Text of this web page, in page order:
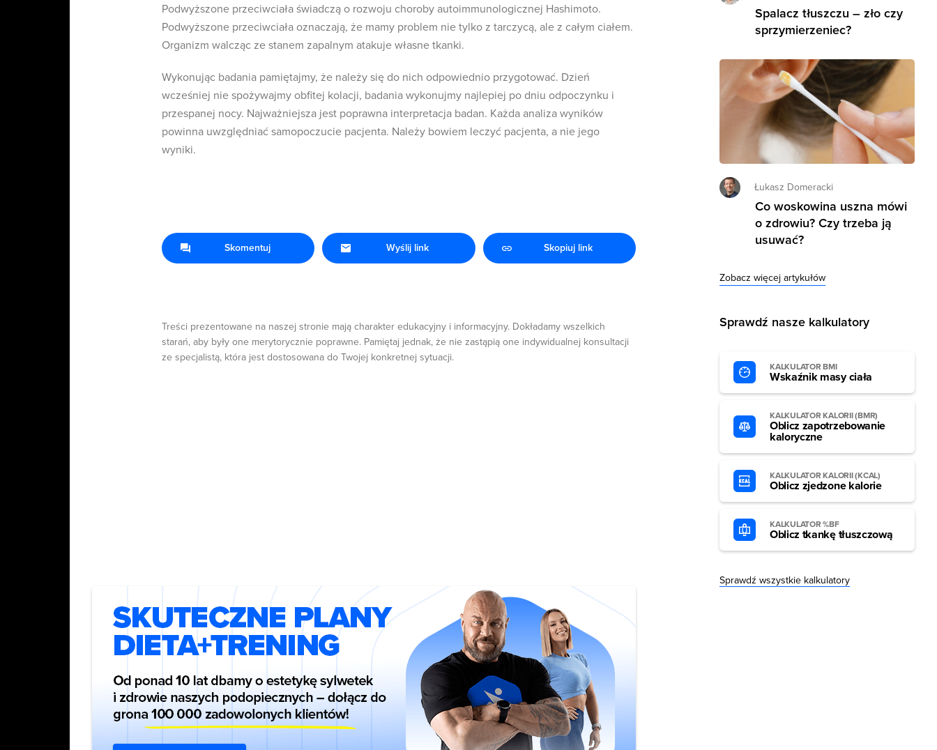
Podwyższone przeciwciała świadczą o rozwoju choroby autoimmunologicznej Hashimoto.
Podwyższone przeciwciała oznaczają, że mamy problem nie tylko z tarczycą, ale z całym ciałem.
Organizm walcząc ze stanem zapalnym atakuje własne tkanki.
Wykonując badania pamiętajmy, że należy się do nich odpowiednio przygotować. Dzień
wcześniej nie spożywajmy obfitej kolacji, badania wykonujmy najlepiej po dniu odpoczynku i
przespanej nocy. Najważniejsza jest poprawna interpretacja badan. Każda analiza wyników
powinna uwzględniać samopoczucie pacjenta. Należy bowiem leczyć pacjenta, a nie jego
wyniki.
Treści prezentowane na naszej stronie mają charakter edukacyjny i informacyjny. Dokładamy wszelkich
starań, aby były one merytorycznie poprawne. Pamiętaj jednak, że nie zastąpią one indywidualnej konsultacji
ze specjalistą, która jest dostosowana do Twojej konkretnej sytuacji.
Skomentuj Wyślij link Skopiuj link
Spalacz tłuszczu – zło czy
sprzymierzeniec?
Łukasz Domeracki
Co woskowina uszna mówi
o zdrowiu? Czy trzeba ją
usuwać?
Zobacz więcej artykułów
Sprawdź nasze kalkulatory
KALKULATOR BMI
Wskaźnik masy ciała
KALKULATOR KALORII (BMR)
Oblicz zapotrzebowanie
kaloryczne
KALKULATOR KALORII (KCAL)
Oblicz zjedzone kalorie
KALKULATOR %BF
Oblicz tkankę tłuszczową
Sprawdź wszystkie kalkulatory